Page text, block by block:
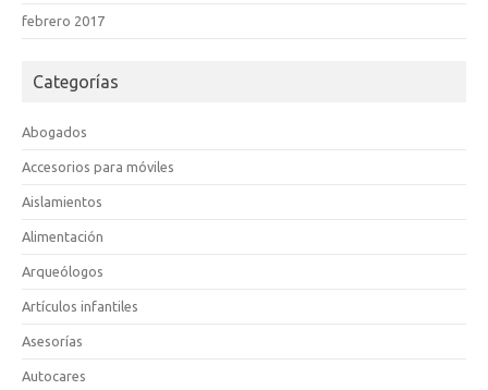
febrero 2017
Categorías
Abogados
Accesorios para móviles
Aislamientos
Alimentación
Arqueólogos
Artículos infantiles
Asesorías
Autocares